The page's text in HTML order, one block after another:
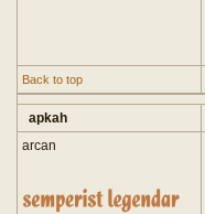
Back to top
apkah
arcan